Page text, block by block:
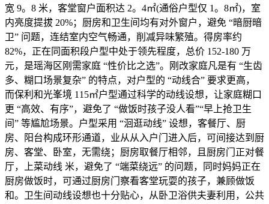
宽 9。8 米，客堂窗户面积达 2。4㎡(通俗户型仅 1。8㎡)，室
内亮度提拔 20%；厨房和卫生间均有对外窗户，避免 “暗厨暗
卫” 问题，连结室内空气畅通，削减异味繁殖。得房率约
82%，正在同面积段户型中处于领先程度，总价 152-180 万
元，是瑶海区刚需家庭 “性价比之选”。刚改家庭凡是有 “生齿
多、糊口场景复杂” 的特点，对户型的 “动线合” 要求更高，
而保利和光峯境 115㎡户型通过科学的动线设想，让家庭糊口
更 “高效、有序”，避免了 “做饭时孩子没人看”“早上抢卫生
间” 等尴尬场景。户型采用 “洄逛动线” 设想，客餐厅、厨
房、阳台构成环形通道，业从从入户门进入后，可间接达到厨
房、客堂、卧室，无需绕；厨房取餐厅相邻，且厨房门正对餐
厅，上菜动线 米，避免了 “端菜绕远” 的问题，同时妈妈正在
厨房做饭时，可通过厨房门察看客堂玩耍的孩子，兼顾做饭
和。卫生间动线设想也十分贴心，从卧卫浴供夫妻利用，公共